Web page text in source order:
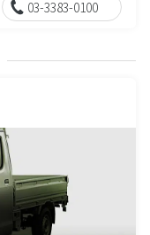
03-3383-0100